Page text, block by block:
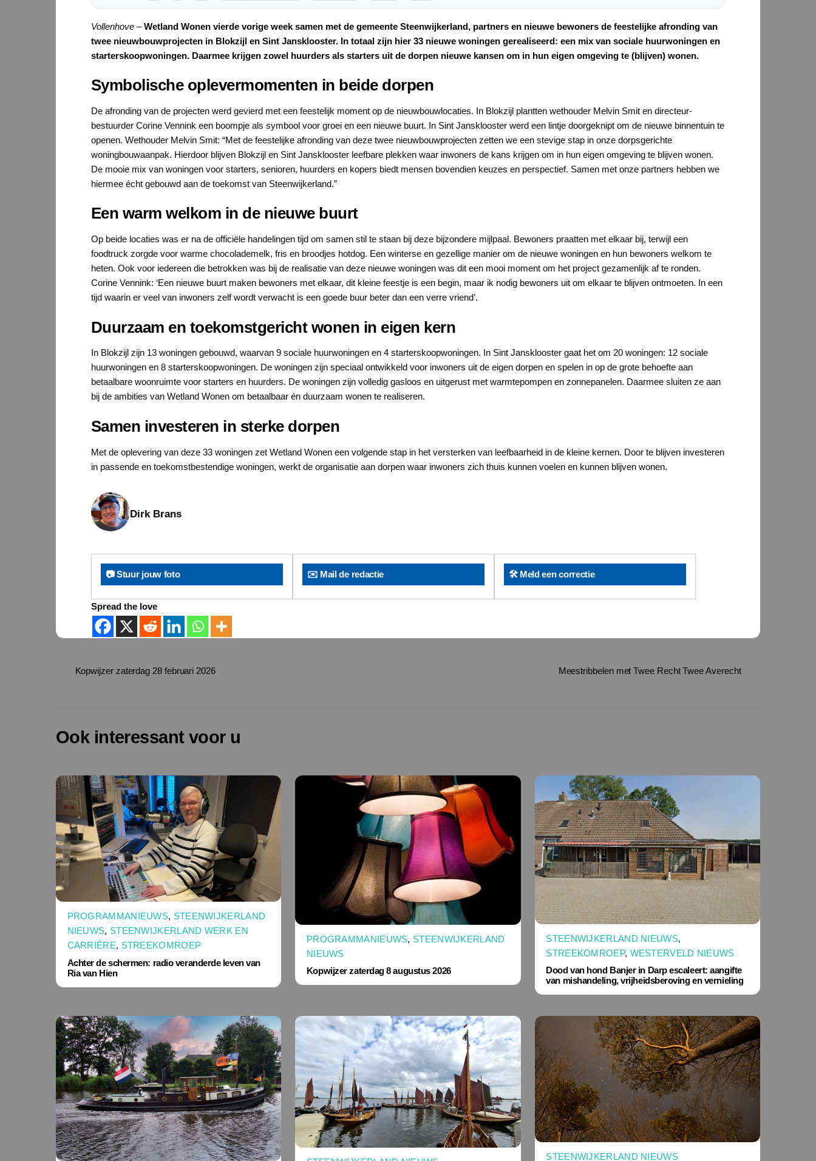
Vollenhove –Wetland Wonen vierde vorige week samen met de gemeente Steenwijkerland, partners en nieuwe bewoners de feestelijke afronding van
twee nieuwbouwprojecten in Blokzijl en Sint Jansklooster. In totaal zijn hier 33 nieuwe woningen gerealiseerd: een mix van sociale huurwoningen en
starterskoopwoningen. Daarmee krijgen zowel huurders als starters uit de dorpen nieuwe kansen om in hun eigen omgeving te (blijven) wonen.
Symbolische oplevermomenten in beide dorpen
De afronding van de projecten werd gevierd met een feestelijk moment op de nieuwbouwlocaties. In Blokzijl plantten wethouder Melvin Smit en directeur-
bestuurder Corine Vennink een boompje als symbool voor groei en een nieuwe buurt. In Sint Jansklooster werd een lintje doorgeknipt om de nieuwe binnentuin te
openen. Wethouder Melvin Smit: “Met de feestelijke afronding van deze twee nieuwbouwprojecten zetten we een stevige stap in onze dorpsgerichte
woningbouwaanpak. Hierdoor blijven Blokzijl en Sint Jansklooster leefbare plekken waar inwoners de kans krijgen om in hun eigen omgeving te blijven wonen.
De mooie mix van woningen voor starters, senioren, huurders en kopers biedt mensen bovendien keuzes en perspectief. Samen met onze partners hebben we
hiermee écht gebouwd aan de toekomst van Steenwijkerland.”
Een warm welkom in de nieuwe buurt
Op beide locaties was er na de officiële handelingen tijd om samen stil te staan bij deze bijzondere mijlpaal. Bewoners praatten met elkaar bij, terwijl een
foodtruck zorgde voor warme chocolademelk, fris en broodjes hotdog. Een winterse en gezellige manier om de nieuwe woningen en hun bewoners welkom te
heten. Ook voor iedereen die betrokken was bij de realisatie van deze nieuwe woningen was dit een mooi moment om het project gezamenlijk af te ronden.
Corine Vennink: ‘Een nieuwe buurt maken bewoners met elkaar, dit kleine feestje is een begin, maar ik nodig bewoners uit om elkaar te blijven ontmoeten. In een
tijd waarin er veel van inwoners zelf wordt verwacht is een goede buur beter dan een verre vriend’.
Duurzaam en toekomstgericht wonen in eigen kern
In Blokzijl zijn 13 woningen gebouwd, waarvan 9 sociale huurwoningen en 4 starterskoopwoningen. In Sint Jansklooster gaat het om 20 woningen: 12 sociale
huurwoningen en 8 starterskoopwoningen. De woningen zijn speciaal ontwikkeld voor inwoners uit de eigen dorpen en spelen in op de grote behoefte aan
betaalbare woonruimte voor starters en huurders. De woningen zijn volledig gasloos en uitgerust met warmtepompen en zonnepanelen. Daarmee sluiten ze aan
bij de ambities van Wetland Wonen om betaalbaar én duurzaam wonen te realiseren.
Samen investeren in sterke dorpen
Met de oplevering van deze 33 woningen zet Wetland Wonen een volgende stap in het versterken van leefbaarheid in de kleine kernen. Door te blijven investeren
in passende en toekomstbestendige woningen, werkt de organisatie aan dorpen waar inwoners zich thuis kunnen voelen en kunnen blijven wonen.
Dirk Brans
📷 Stuur jouw foto ✉️ Mail de redactie 🛠️ Meld een correctie
Spread the love
Kopwijzer zaterdag 28 februari 2026 Meestribbelen met Twee Recht Twee Averecht
Ook interessant voor u
PROGRAMMANIEUWS, STEENWIJKERLAND
NIEUWS, STEENWIJKERLAND WERK EN
CARRIÈRE, STREEKOMROEP
Achter de schermen: radio veranderde leven van
Ria van Hien
PROGRAMMANIEUWS, STEENWIJKERLAND
NIEUWS
Kopwijzer zaterdag 8 augustus 2026
STEENWIJKERLAND NIEUWS,
STREEKOMROEP, WESTERVELD NIEUWS
Dood van hond Banjer in Darp escaleert: aangifte
van mishandeling, vrijheidsberoving en vernieling
STEENWIJKERLAND NIEUWS